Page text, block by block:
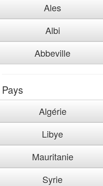
Ales
Albi
Abbeville
Pays
Algérie
Libye
Mauritanie
Syrie